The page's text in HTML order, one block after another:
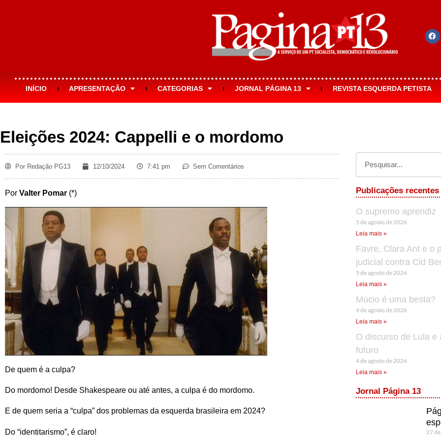
INÍCIO APRESENTAÇÃO CATEGORIAS JORNAL PÁGINA 13 REVISTA ESQUERDA PETISTA
Eleições 2024: Cappelli e o mordomo
Por Redação PG13 12/10/2024 7:41 pm Sem Comentários
Por Valter Pomar (*)
De quem é a culpa?
Do mordomo! Desde Shakespeare ou até antes, a culpa é do mordomo.
E de quem seria a “culpa” dos problemas da esquerda brasileira em 2024?
Do “identitarismo”, é claro!
Publicações recentes
O supremo aprendiz
5 de agosto de 2026
Leia mais »
Favre, Clara Ant e o
judicial contra Cid
5 de agosto de 2026
Leia mais »
Múcio é uma besta?
4 de agosto de 2026
Leia mais »
O discurso de Lula e
futuro
4 de agosto de 2026
Leia mais »
Jornal Página 13
27